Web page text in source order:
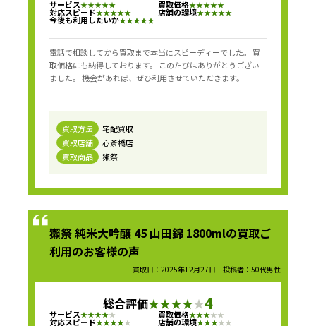
サービス★★★★★ 買取価格★★★★★
対応スピード★★★★★ 店舗の環境★★★★★
今後も利用したいか★★★★★
電話で相談してから買取まで本当にスピーディーでした。 買
取価格にも納得しております。 このたびはありがとうござい
ました。 機会があれば、ぜひ利用させていただきます。
買取方法
宅配買取
買取店舗
心斎橋店
買取商品
獺祭
獺祭 純米大吟醸 45 山田錦 1800mlの買取ご
利用のお客様の声
買取日：2025年12月27日 投稿者：50代男性
総合評価★★★★★4
サービス★★★★★ 買取価格★★★★★
対応スピード★★★★★ 店舗の環境★★★★★